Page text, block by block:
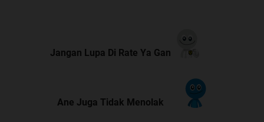
Jangan Lupa Di Rate Ya Gan
Ane Juga Tidak Menolak